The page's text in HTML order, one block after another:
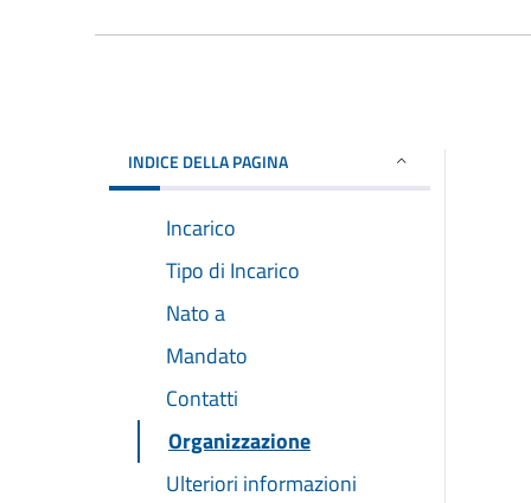
INDICE DELLA PAGINA
Incarico
Tipo di Incarico
Nato a
Mandato
Contatti
Organizzazione
Ulteriori informazioni